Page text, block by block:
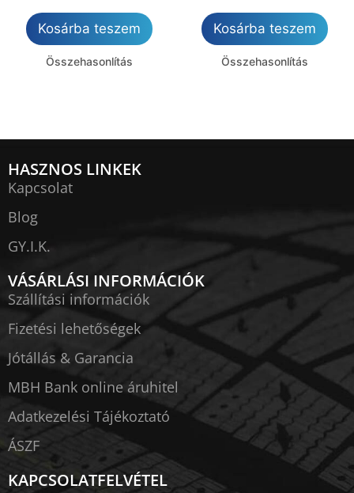
Kosárba teszem
Összehasonlítás
Kosárba teszem
Összehasonlítás
HASZNOS LINKEK
Kapcsolat
Blog
GY.I.K.
VÁSÁRLÁSI INFORMÁCIÓK
Szállítási információk
Fizetési lehetőségek
Jótállás & Garancia
MBH Bank online áruhitel
Adatkezelési Tájékoztató
ÁSZF
KAPCSOLATFELVÉTEL